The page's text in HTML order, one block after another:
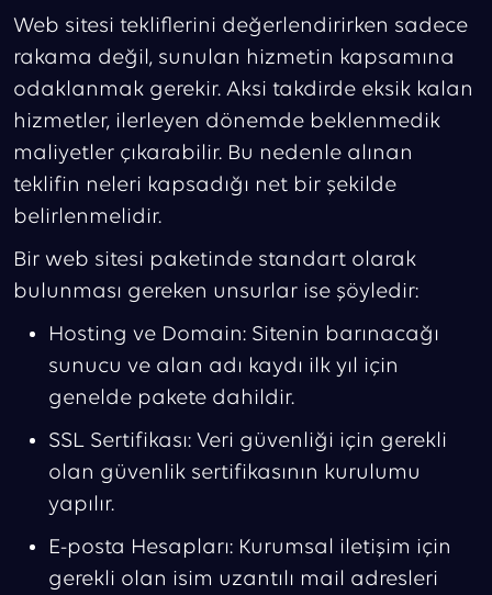
Web sitesi tekliflerini değerlendirirken sadece
rakama değil, sunulan hizmetin kapsamına
odaklanmak gerekir. Aksi takdirde eksik kalan
hizmetler, ilerleyen dönemde beklenmedik
maliyetler çıkarabilir. Bu nedenle alınan
teklifin neleri kapsadığı net bir şekilde
belirlenmelidir.
Bir web sitesi paketinde standart olarak
bulunması gereken unsurlar ise şöyledir:
Hosting ve Domain: Sitenin barınacağı
sunucu ve alan adı kaydı ilk yıl için
genelde pakete dahildir.
SSL Sertifikası: Veri güvenliği için gerekli
olan güvenlik sertifikasının kurulumu
yapılır.
E-posta Hesapları: Kurumsal iletişim için
gerekli olan isim uzantılı mail adresleri